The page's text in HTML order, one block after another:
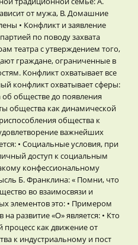
от мужа, B. Домашние
• Конфликт и заявление
по поводу захвата
театра с утверждением того,
граждане, ограниченные в
Конфликт охватывает все
конфликт охватывает сферы:
об обществе до появления
общества как динамической
общества к
важнейших
• Социальные условия, при
доступ к социальным
конфессиональному
Б. Франклина: « Помни, что
во взаимосвязи и
элементов это: • Примером
развитие «О» является: • Кто
процесс как движение от
к индустриальному и пост